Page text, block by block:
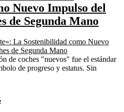
Nuevo Impulso del
de Segunda Mano
de coches "nuevos" fue el estándar
de progreso y estatus. Sin